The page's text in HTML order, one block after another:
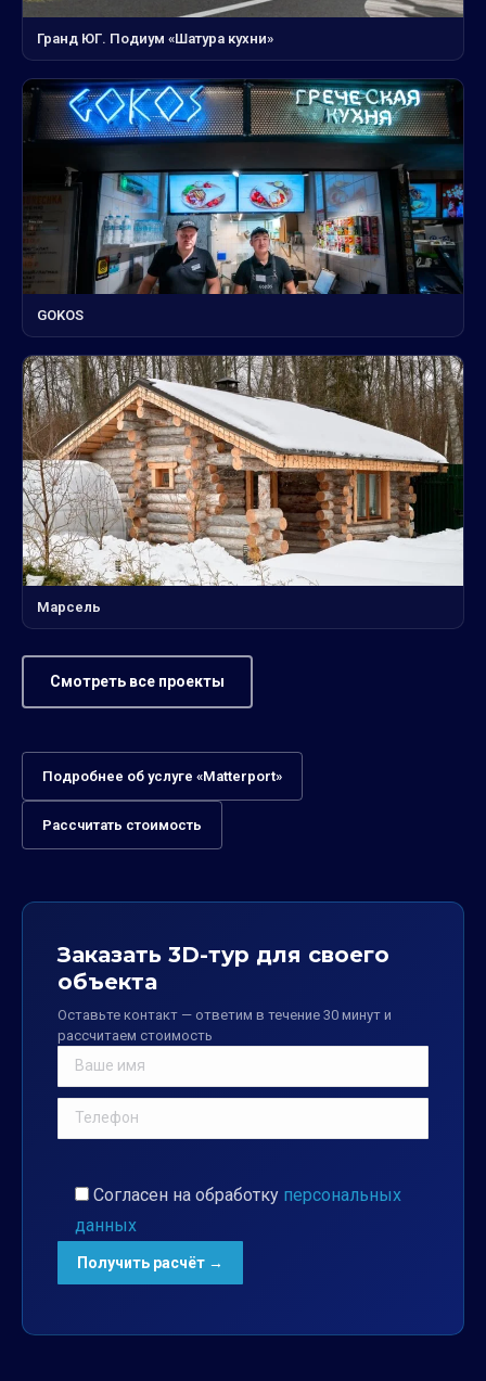
Гранд ЮГ. Подиум «Шатура кухни»
GOKOS
Марсель
Смотреть все проекты
Подробнее об услуге «Matterport»
Рассчитать стоимость
Заказать 3D-тур для своего
объекта
Оставьте контакт — ответим в течение 30 минут и
рассчитаем стоимость
Согласен на обработку персональных
данных